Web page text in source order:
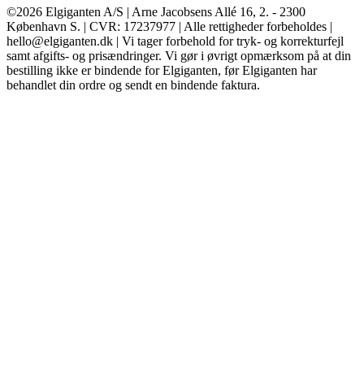
©2026 Elgiganten A/S | Arne Jacobsens Allé 16, 2. - 2300
København S. | CVR: 17237977 | Alle rettigheder forbeholdes |
hello@elgiganten.dk | Vi tager forbehold for tryk- og korrekturfejl
samt afgifts- og prisændringer. Vi gør i øvrigt opmærksom på at din
bestilling ikke er bindende for Elgiganten, før Elgiganten har
behandlet din ordre og sendt en bindende faktura.